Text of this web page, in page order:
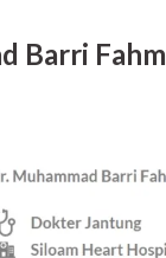
Barri